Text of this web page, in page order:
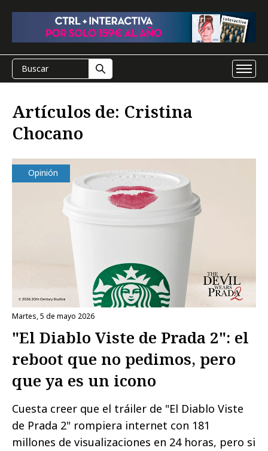
Artículos de: Cristina
Chocano
Opinión
martes, 5 de mayo 2026
"El Diablo Viste de Prada 2": el
reboot que no pedimos, pero
que ya es un icono
Cuesta creer que el tráiler de "El Diablo Viste
de Prada 2" rompiera internet con 181
millones de visualizaciones en 24 horas, pero si